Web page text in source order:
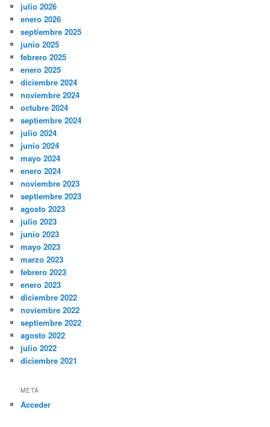
julio 2026
enero 2026
septiembre 2025
junio 2025
febrero 2025
enero 2025
diciembre 2024
noviembre 2024
octubre 2024
septiembre 2024
julio 2024
junio 2024
mayo 2024
enero 2024
noviembre 2023
septiembre 2023
agosto 2023
julio 2023
junio 2023
mayo 2023
marzo 2023
febrero 2023
enero 2023
diciembre 2022
noviembre 2022
septiembre 2022
agosto 2022
julio 2022
diciembre 2021
META
Acceder